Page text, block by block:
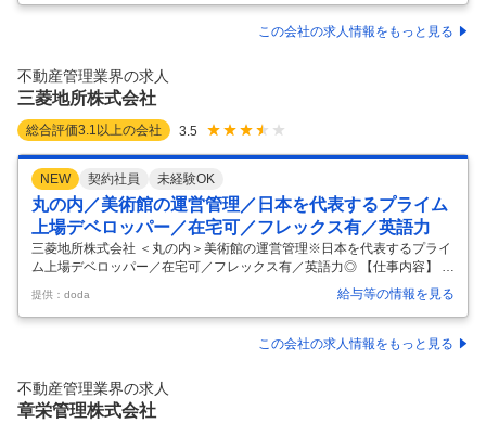
事いただきます。 ・オフィスビル事業 ・商業施設事業 ・住宅事業 ・ホ
テル・リゾート事業 ・不動産ソリューションサービス事業 ・海外事業
者を募集しております。 ※当社の役員・社員本人の子女、兄弟姉妹、配
偶者の方はご応募いただけません。 【選考プロセス】 ※以下選考プ
この会社の求人情報をもっと見る
不動産管理業界の求人
三菱地所株式会社
総合評価3.1 以上の会社 3.5
NEW 契約社員 未経験OK
丸の内／美術館の運営管理／日本を代表するプライム
上場デベロッパー／在宅可／フレックス有／英語力
三菱地所株式会社 ＜丸の内＞美術館の運営管理※日本を代表するプライ
ム上場デベロッパー／在宅可／フレックス有／英語力◎ 【仕事内容】 ＜
丸の内＞美術館の運営管理※日本を代表するプライム上場デベロッパー
／在宅可／フレックス有／英語力◎ 【具体的な仕事内容】 ◆有名不動産
デベロッパーで美術館運営に携わる／フレックス制度やリモート勤務可
能で働きやすい環境◆ ＼歴史ある美術館で、多様な業務に挑戦してみま
迎。未経験でもサポート体制が整っています。 ・フレックスタイム制度
やリモート勤務が可能な柔軟な働き方を実現できます。 ・美術館運営や
展覧会関…
提供：doda 給与等の情報を見る
この会社の求人情報をもっと見る
不動産管理業界の求人
章栄管理株式会社